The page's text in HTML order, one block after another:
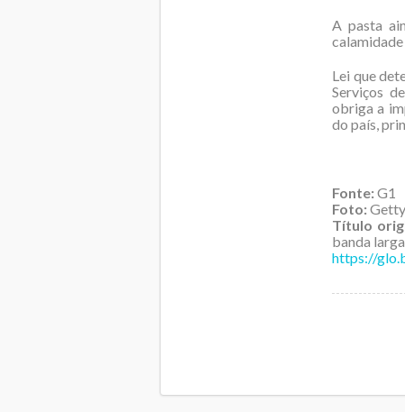
A pasta
Lei que
Serviços
obriga a
do país,
Fonte: G1
Foto:
Título
banda
https://